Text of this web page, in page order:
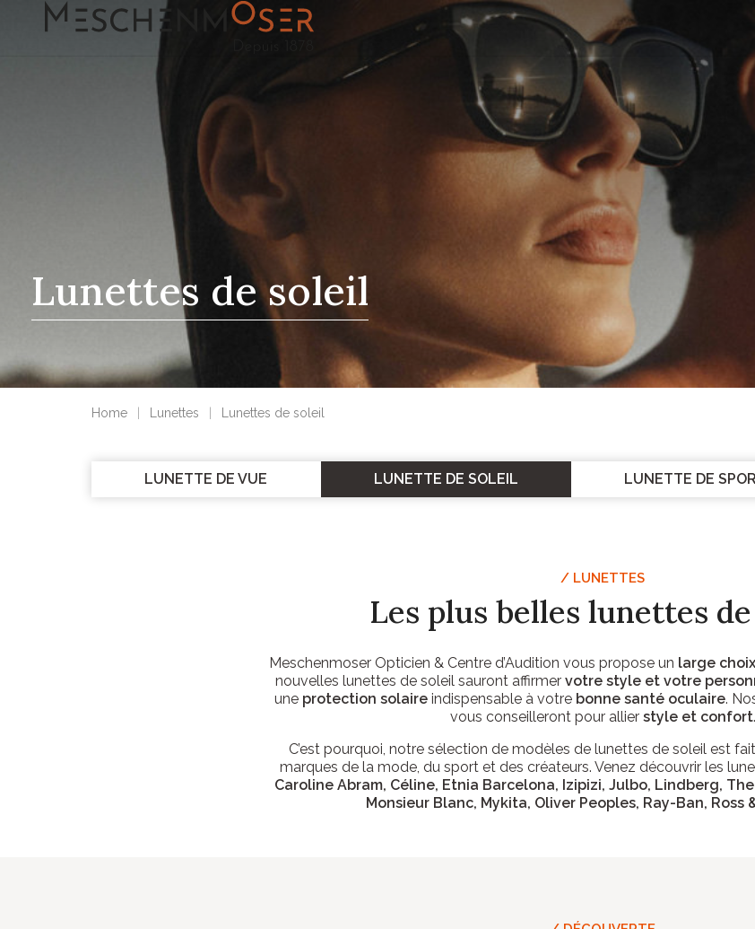
Lunettes de soleil
Home Lunettes Lunettes de soleil
LUNETTE DE VUE LUNETTE DE SOLEIL LUNETTE DE
/ LUNETTES
Les plus belles lunettes
Meschenmoser Opticien & Centre d’Audition vous propose un large
nouvelles lunettes de soleil sauront affirmer votre style et votre
une protection solaire indispensable à votre bonne santé oculaire.
vous conseilleront pour allier style et confort.
C’est pourquoi, notre sélection de modèles de lunettes de soleil est
marques de la mode, du sport et des créateurs. Venez découvrir les
Caroline Abram, Céline, Etnia Barcelona, Izipizi, Julbo, Lindberg,
Monsieur Blanc, Mykita, Oliver Peoples, Ray-Ban, Ross